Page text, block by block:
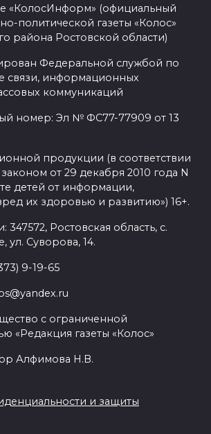
«КолосИнформ» (официальный
политической газеты «Колос»
района Ростовской области)
Федеральной службой по
связи, информационных
коммуникаций
номер: Эл № ФС77-77909 от 13
продукции (в соответствии
от 29 декабря 2010 года N
детей от информации,
их здоровью и развитию») 16+.
Ростовская область, с.
ул. Суворова, 14.
9-19-65
с ограниченной
«Редакция газеты «Колос»
Алфимова Н.В.
и защиты